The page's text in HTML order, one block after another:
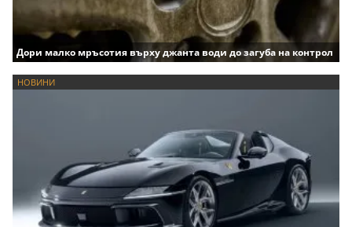
Дори малко мръсотия върху джанта води до загуба на контрол
НОВИНИ